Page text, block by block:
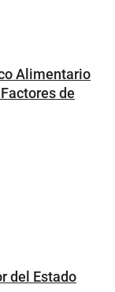
Alimentario
de
del Estado